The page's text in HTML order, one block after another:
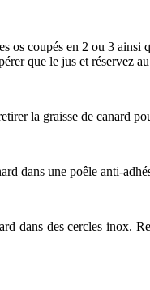
os coupés en 2 ou 3
que le jus et réservez
la graisse de canard
dans une poêle anti-
dans des cercles inox.